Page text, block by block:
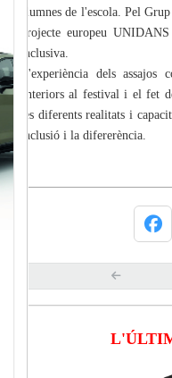
alumnes de l'escola. Pel
projecte europeu
inclusiva.
L'experiència dels assajos
anteriors al festival i el fet
les diferents realitats i
inclusió i la difererència.